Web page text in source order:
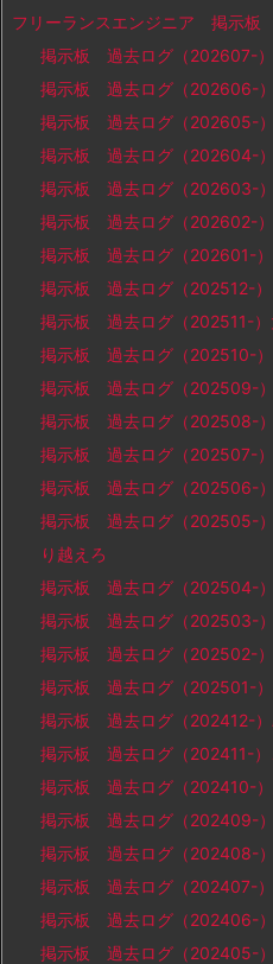
フリーランスエンジニア 掲示板
掲示板 過去ログ（202607-）
掲示板 過去ログ（202606-
掲示板 過去ログ（202605-
掲示板 過去ログ（202604-）
掲示板 過去ログ（202603-）
掲示板 過去ログ（202602-）
掲示板 過去ログ（202601-）
掲示板 過去ログ（202512-）
掲示板 過去ログ（202511-）
掲示板 過去ログ（202510-）
掲示板 過去ログ（202509-）
掲示板 過去ログ（202508-
掲示板 過去ログ（202507-
掲示板 過去ログ（202506-
掲示板 過去ログ（202505-
り越えろ
掲示板 過去ログ（202504-
掲示板 過去ログ（202503-
掲示板 過去ログ（202502-
掲示板 過去ログ（202501-
掲示板 過去ログ（202412-）
掲示板 過去ログ（202411-）
掲示板 過去ログ（202410-
掲示板 過去ログ（202409-
掲示板 過去ログ（202408-
掲示板 過去ログ（202407-）
掲示板 過去ログ（202406-
掲示板 過去ログ（202405-